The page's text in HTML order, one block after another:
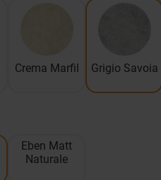
Crema Marfil Grigio Savoia
Eben Matt
Naturale